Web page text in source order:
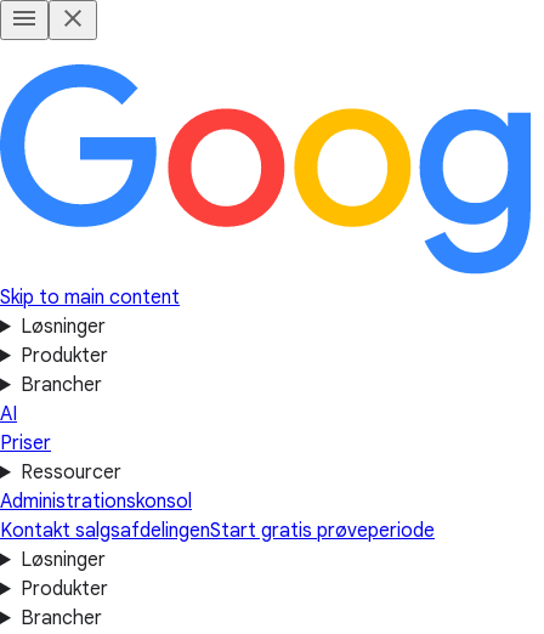
Skip to main content
Løsninger
Produkter
Brancher
AI
Priser
Ressourcer
Administrationskonsol
Kontakt salgsafdelingenStart gratis prøveperiode
Løsninger
Produkter
Brancher